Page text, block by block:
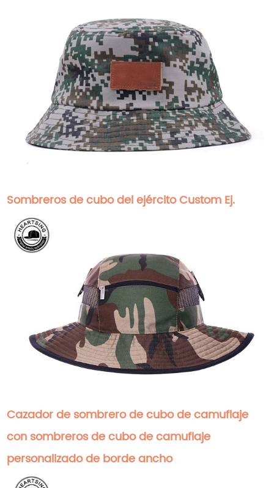
Sombreros de cubo del ejército Custom Ej.
Cazador de sombrero de cubo de camuflaje
con sombreros de cubo de camuflaje
personalizado de borde ancho